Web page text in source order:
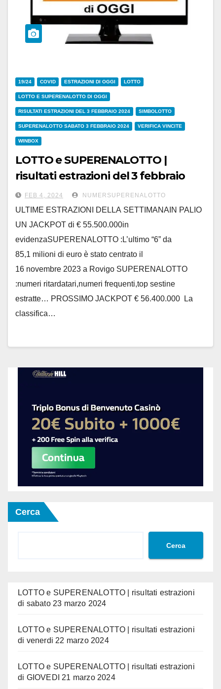
19/24 COVID ESTRAZIONI DI OGGI LOTTO
LOTTO E SUPERENALOTTO DI OGGI
RISULTATI ESTRAZIONI DEL 3 FEBBRAIO 2024 SIMBOLOTTO
SUPERENALOTTO SABATO 3 FEBBRAIO 2024 VERIFICA VINCITE
WINBOX
LOTTO e SUPERENALOTTO |
risultati estrazioni del 3 febbraio
2024
FEB 4, 2024 NUMERSUPERENALOTTO
ULTIME ESTRAZIONI DELLA SETTIMANAIN PALIO
UN JACKPOT di € 55.500.000in
evidenzaSUPERENALOTTO :L’ultimo “6” da
85,1 milioni di euro è stato centrato il
16 novembre 2023 a Rovigo SUPERENALOTTO
:numeri ritardatari,numeri frequenti,top sestine
estratte… PROSSIMO JACKPOT € 56.400.000 La
classifica…
Cerca
Cerca
LOTTO e SUPERENALOTTO | risultati estrazioni
di sabato 23 marzo 2024
LOTTO e SUPERENALOTTO | risultati estrazioni
di venerdi 22 marzo 2024
LOTTO e SUPERENALOTTO | risultati estrazioni
di GIOVEDI 21 marzo 2024